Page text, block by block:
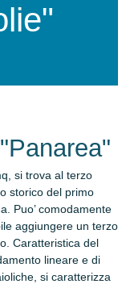
si trova al terzo
storico del primo
Puo’ comodamente
aggiungere un terzo
Caratteristica del
lineare e di
si caratterizza